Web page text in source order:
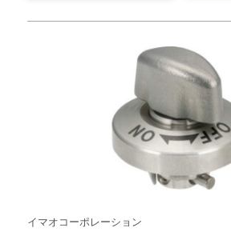
イマオコーポレーション